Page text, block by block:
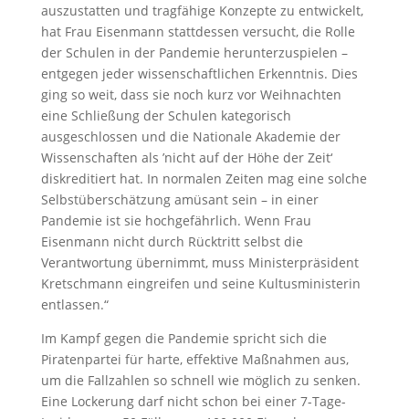
auszustatten und tragfähige Konzepte zu entwickelt,
hat Frau Eisenmann stattdessen versucht, die Rolle
der Schulen in der Pandemie herunterzuspielen –
entgegen jeder wissenschaftlichen Erkenntnis. Dies
ging so weit, dass sie noch kurz vor Weihnachten
eine Schließung der Schulen kategorisch
ausgeschlossen und die Nationale Akademie der
Wissenschaften als ’nicht auf der Höhe der Zeit‘
diskreditiert hat. In normalen Zeiten mag eine solche
Selbstüberschätzung amüsant sein – in einer
Pandemie ist sie hochgefährlich. Wenn Frau
Eisenmann nicht durch Rücktritt selbst die
Verantwortung übernimmt, muss Ministerpräsident
Kretschmann eingreifen und seine Kultusministerin
entlassen.“
Im Kampf gegen die Pandemie spricht sich die
Piratenpartei für harte, effektive Maßnahmen aus,
um die Fallzahlen so schnell wie möglich zu senken.
Eine Lockerung darf nicht schon bei einer 7-Tage-